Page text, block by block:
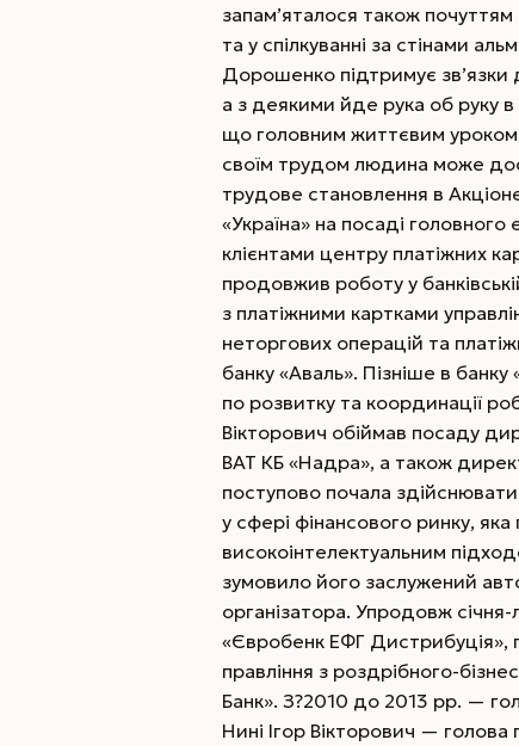
запам’яталося також
та у спілкуванні за стінами
Дорошенко підтримує зв’язки
а з деякими йде рука об руку в
що головним життєвим уроком
своїм трудом людина може
трудове становлення в
«Україна» на посаді
клієнтами центру платіжних
продовжив роботу у
з платіжними картками
неторгових операцій та
банку «Аваль». Пізніше в
по розвитку та координації
Вікторович обіймав посаду
ВАТ КБ «Надра», а також
поступово почала
у сфері фінансового ринку,
високоінтелектуальним
зумовило його заслужений
організатора. Упродовж
«Євробенк ЕФГ Дистрибуція»,
правління з роздрібного-
Банк». З?2010 до 2013 рр. —
Нині Ігор Вікторович —